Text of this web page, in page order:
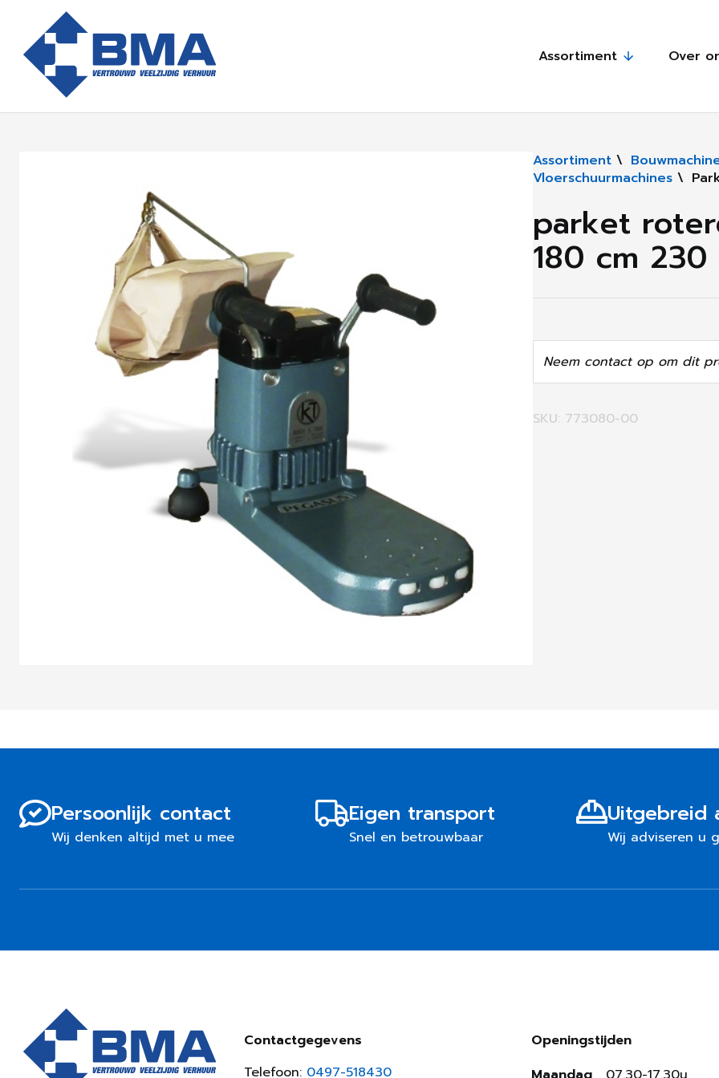
Assortiment Over
Assortiment \
Vloerschuurmachines \
parket
180 cm
Neem contact op om dit
SKU: 773080-00
Persoonlijk contact
Wij denken altijd met u mee
Eigen transport
Snel en betrouwbaar
Uitgebreid
Wij adviseren u
Contactgegevens
Telefoon: 0497-518430
Openingstijden